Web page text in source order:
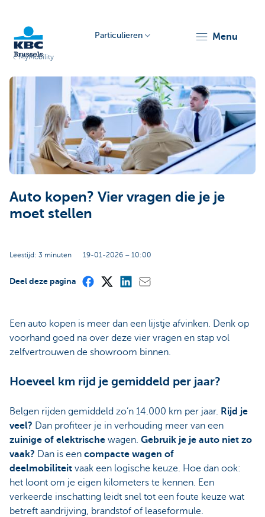
Brussels
Particulieren menu
MyMobility
Auto kopen? Vier vragen die je je
moet stellen
Leestijd: 3 minuten 19-01-2026 – 10:00
Deel deze pagina
Een auto kopen is meer dan een lijstje afvinken. Denk op
voorhand goed na over deze vier vragen en stap vol
zelfvertrouwen de showroom binnen.
Hoeveel km rijd je gemiddeld per jaar?
Belgen rijden gemiddeld zo’n 14.000 km per jaar. Rijd je
veel? Dan profiteer je in verhouding meer van een
zuinige of elektrische wagen. Gebruik je je auto niet zo
vaak? Dan is een compacte wagen of
deelmobiliteit vaak een logische keuze. Hoe dan ook:
het loont om je eigen kilometers te kennen. Een
verkeerde inschatting leidt snel tot een foute keuze wat
betreft aandrijving, brandstof of leaseformule.